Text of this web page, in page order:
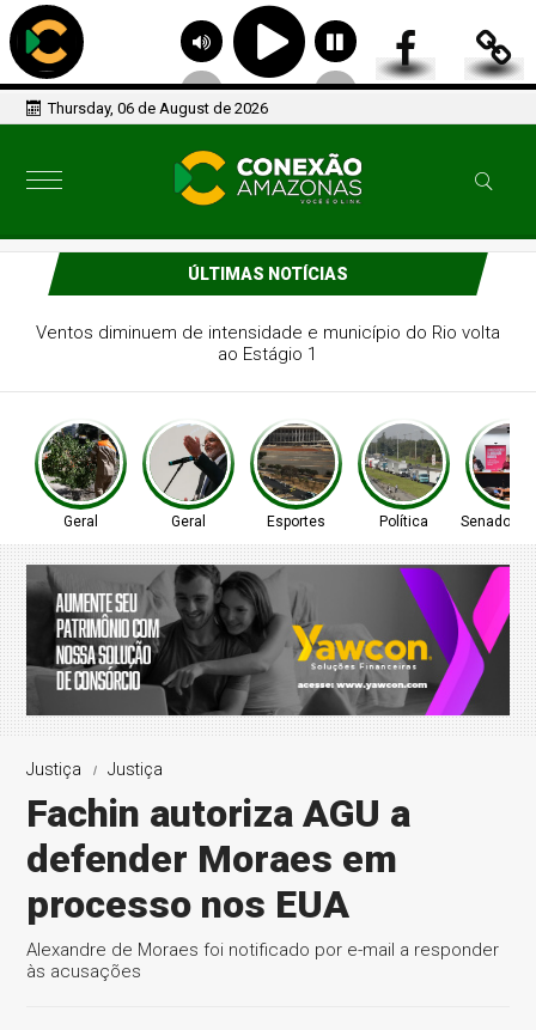
Thursday, 06 de August de 2026
ÚLTIMAS NOTÍCIAS
Busca por profundidade e dinamismo marca 40 anos do
Revista Brasil
Geral Geral Esportes Política Senado
Justiça Justiça
Fachin autoriza AGU a
defender Moraes em
processo nos EUA
Alexandre de Moraes foi notificado por e-mail a responder
às acusações